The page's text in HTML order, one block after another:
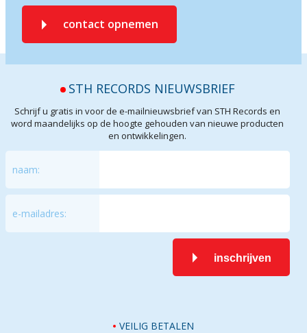
contact opnemen
STH RECORDS NIEUWSBRIEF
Schrijf u gratis in voor de e-mailnieuwsbrief van STH Records en
word maandelijks op de hoogte gehouden van nieuwe producten
en ontwikkelingen.
naam:
e-mailadres:
inschrijven
VEILIG BETALEN